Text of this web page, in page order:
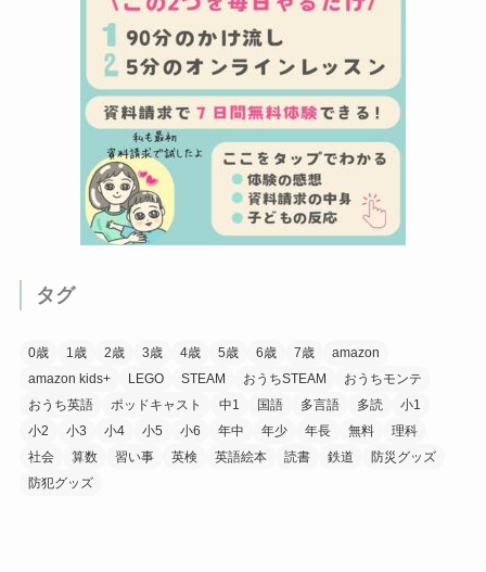
タグ
0歳 1歳 2歳 3歳 4歳 5歳 6歳 7歳
amazon
amazon kids+
LEGO STEAM おうちSTEAM
おうちモンテ
おうち英語
ポッドキャスト 中1 国語 多言語 多読
小1
小2
小3 小4 小5 小6 年中 年少 年長 無料
理科
社会
算数 習い事 英検 英語絵本 読書 鉄道
防災グッズ
防犯グッズ